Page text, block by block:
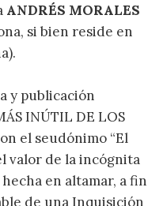
ANDRÉS MORALES
si bien reside en
y publicación
INÚTIL DE LOS
el seudónimo “El
valor de la incógnita
en altamar, a fin
de una Inquisición